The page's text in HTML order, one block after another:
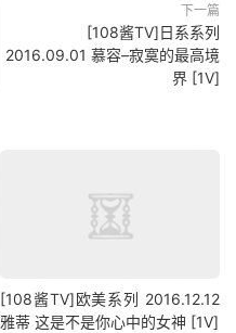
下一篇
[108酱TV]日系系列
2016.09.01 慕容–寂寞的最高境
界 [1V]
[108酱TV]欧美系列 2016.12.12
雅蒂 这是不是你心中的女神 [1V]